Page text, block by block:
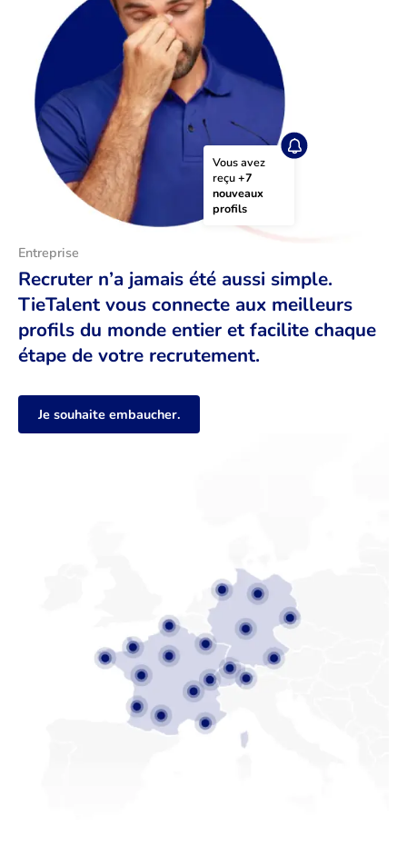
Vous avez
reçu +7
nouveaux
profils
Entreprise
Recruter n’a jamais été aussi simple.
TieTalent vous connecte aux meilleurs
profils du monde entier et facilite chaque
étape de votre recrutement.
Je souhaite embaucher.